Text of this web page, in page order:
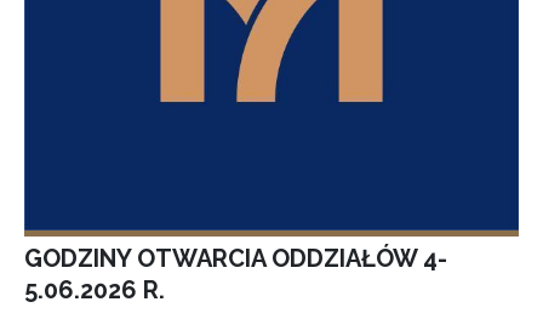
GODZINY OTWARCIA ODDZIAŁÓW 4-
5.06.2026 R.